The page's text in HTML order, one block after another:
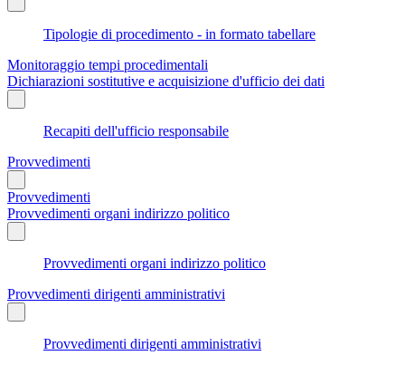
Tipologie di procedimento - in formato tabellare
Monitoraggio tempi procedimentali
Dichiarazioni sostitutive e acquisizione d'ufficio dei dati
Recapiti dell'ufficio responsabile
Provvedimenti
Provvedimenti
Provvedimenti organi indirizzo politico
Provvedimenti organi indirizzo politico
Provvedimenti dirigenti amministrativi
Provvedimenti dirigenti amministrativi